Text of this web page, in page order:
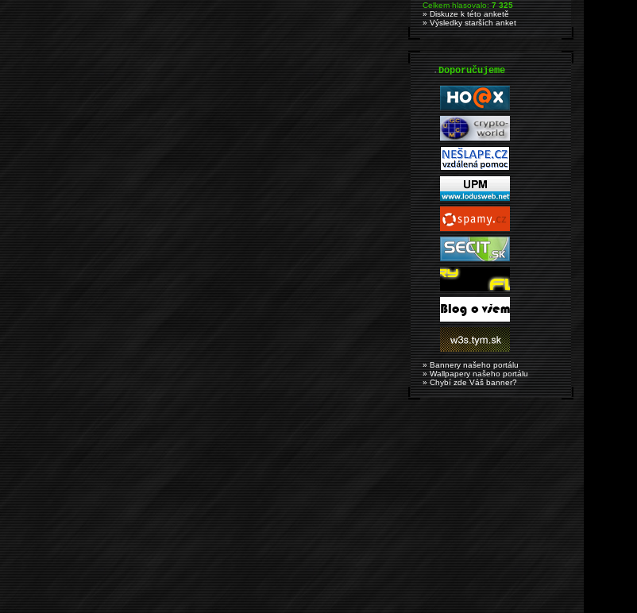
Celkem hlasovalo:7 325
» Diskuze k této anketě
» Výsledky starších anket
.Doporučujeme
» Bannery našeho portálu
» Wallpapery našeho portálu
» Chybí zde Váš banner?